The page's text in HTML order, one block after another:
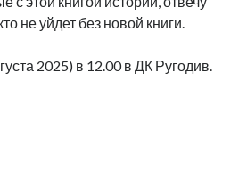
не уйдет без новой книги.
2025) в 12.00 в ДК Ругодив.